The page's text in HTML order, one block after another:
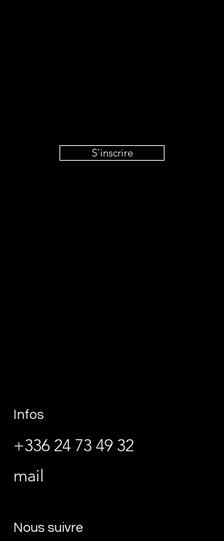
S'inscrire
Infos
+336 24 73 49 32
mail
Nous suivre